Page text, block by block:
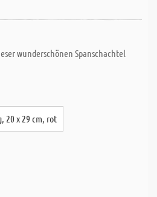
wunderschönen Spanschachtel
20 x 29 cm, rot